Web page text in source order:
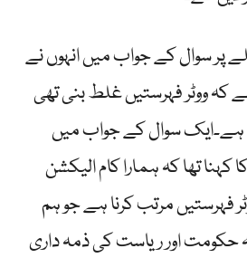
پر سوال کے جواب میں انہوں نے
کہ ووٹر فہرستیں غلط بنی تھی
ہے۔ایک سوال کے جواب میں
تھا کہ ہمارا کام الیکشن
فہرستیں مرتب کرنا ہے جو ہم
حکومت اور ریاست کی ذمہ داری